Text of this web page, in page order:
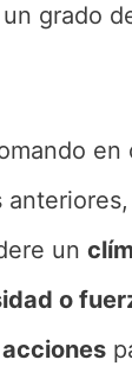
grado
en
un
o